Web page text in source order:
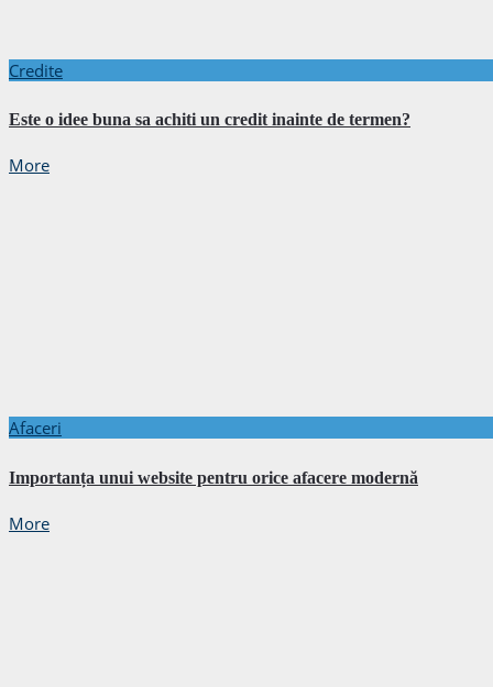
Credite
Este o idee buna sa achiti un credit inainte de termen?
More
Afaceri
Importanța unui website pentru orice afacere modernă
More